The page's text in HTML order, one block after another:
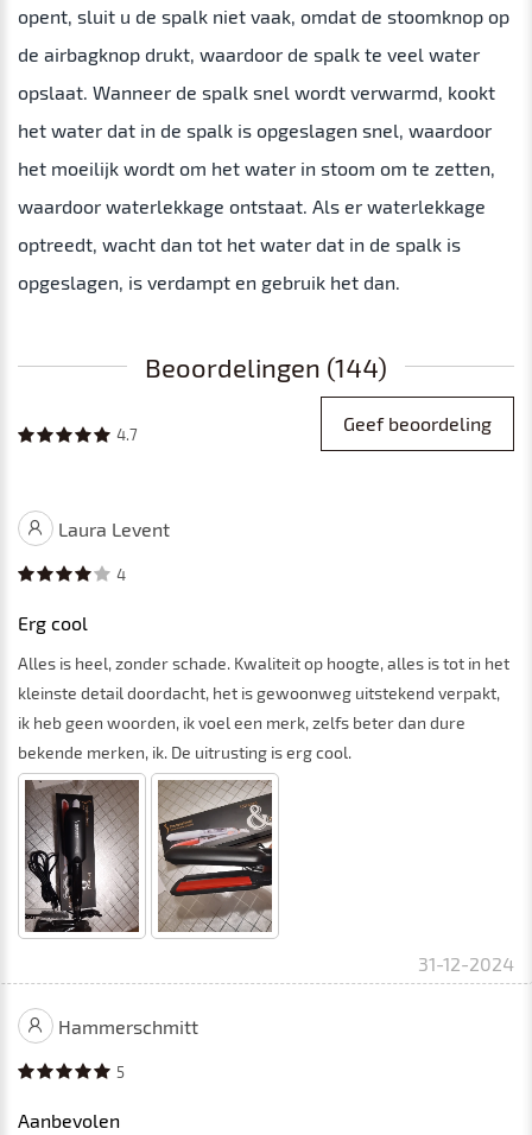
opent, sluit u de spalk niet vaak, omdat de stoomknop op
de airbagknop drukt, waardoor de spalk te veel water
opslaat. Wanneer de spalk snel wordt verwarmd, kookt
het water dat in de spalk is opgeslagen snel, waardoor
het moeilijk wordt om het water in stoom om te zetten,
waardoor waterlekkage ontstaat. Als er waterlekkage
optreedt, wacht dan tot het water dat in de spalk is
opgeslagen, is verdampt en gebruik het dan.
Beoordelingen (144)
4.7 Geef beoordeling
Laura Levent
4
Erg cool
Alles is heel, zonder schade. Kwaliteit op hoogte, alles is tot in het
kleinste detail doordacht, het is gewoonweg uitstekend verpakt,
ik heb geen woorden, ik voel een merk, zelfs beter dan dure
bekende merken, ik. De uitrusting is erg cool.
31-12-2024
Hammerschmitt
5
Aanbevolen